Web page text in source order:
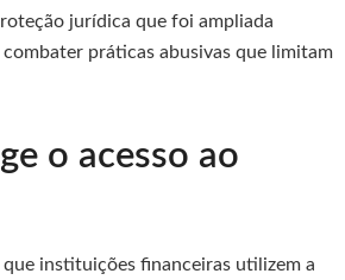
jurídica que foi ampliada
práticas abusivas que limitam
o acesso ao
instituições financeiras utilizem a